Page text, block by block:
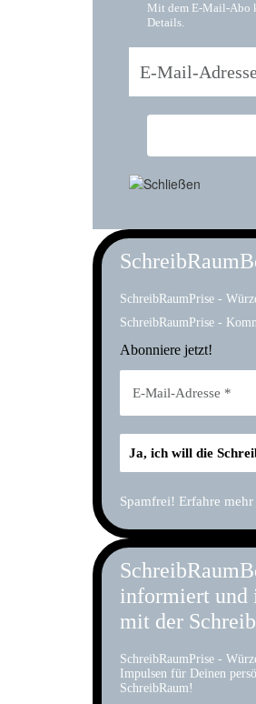
Mit dem E-Mail-Abo
Details.
SchreibRaumPrise -
SchreibRaumPrise -
Abonniere jetzt!
Spamfrei! Erfahre
informiert und
mit der
SchreibRaumPrise -
Impulsen für Deinen
SchreibRaum!